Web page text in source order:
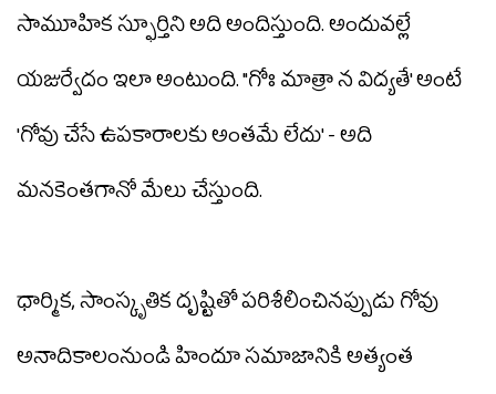
సామూహిక స్ఫూర్తిని అది అందిస్తుంది. అందువల్లే
యజుర్వేదం ఇలా అంటుంది. "గోః మాత్రా న విద్యతే' అంటే
'గోవు చేసే ఉపకారాలకు అంతమే లేదు' - అది
మనకెంతగానో మేలు చేస్తుంది.
ధార్మిక, సాంస్కృతిక దృష్టితో పరిశీలించినప్పుడు గోవు
అనాదికాలంనుండి హిందూ సమాజానికి అత్యంత